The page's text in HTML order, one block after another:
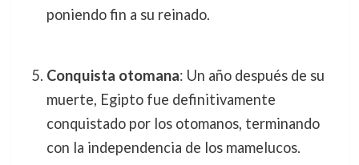
poniendo fin a su reinado.
Conquista otomana: Un año después de su
muerte, Egipto fue definitivamente
conquistado por los otomanos, terminando
con la independencia de los mamelucos.